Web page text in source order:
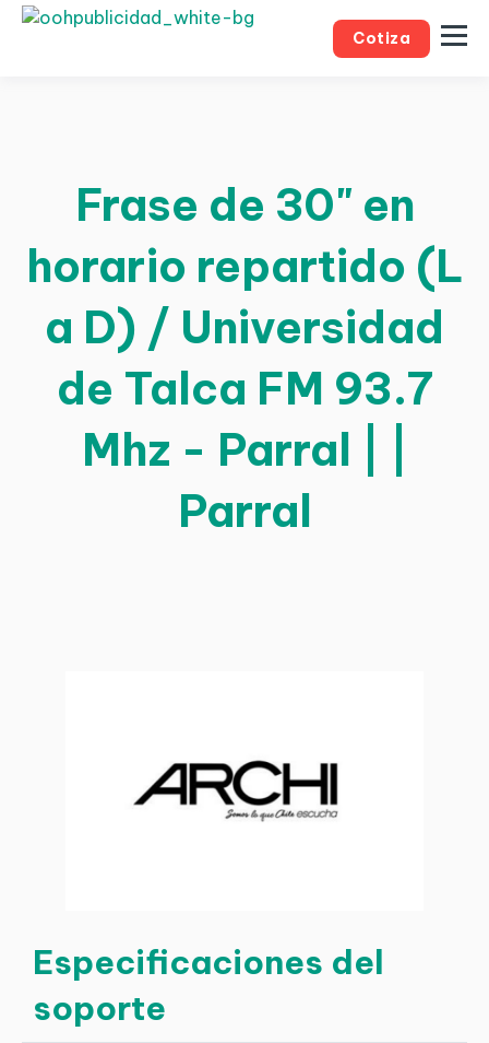
Cotiza
Frase de 30" en
horario repartido (L
a D) / Universidad
de Talca FM 93.7
Mhz - Parral | |
Parral
Especificaciones del
soporte